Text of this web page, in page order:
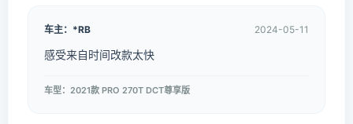
车主：*RB 2024-05-11
感受来自时间改款太快
车型：2021款 PRO 270T DCT尊享版